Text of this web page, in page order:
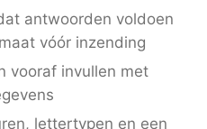
antwoorden voldoen
vóór inzending
vooraf invullen met
lettertypen en een